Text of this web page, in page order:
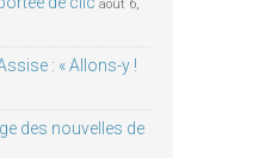
août 6,
: « Allons-y !
des nouvelles de